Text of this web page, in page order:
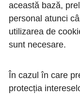
această bază,
personal atunci
utilizarea de
sunt necesare.
În cazul în care
protecția